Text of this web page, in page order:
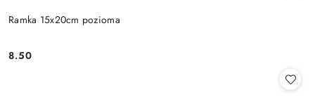
Ramka 15x20cm pozioma
Cena:
8.50